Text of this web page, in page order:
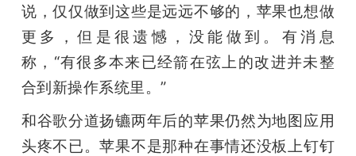
心
GAIR
说，仅仅做到这些是远远不够的，苹果也想做
更多，但是很遗憾，没能做到。有消息
称，“有很多本来已经箭在弦上的改进并未整
合到新操作系统里。”
和谷歌分道扬镳两年后的苹果仍然为地图应用
头疼不已。苹果不是那种在事情还没板上钉钉